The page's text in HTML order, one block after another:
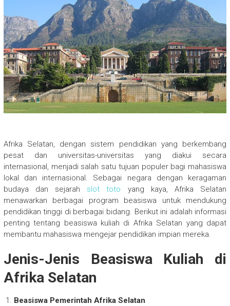
Afrika Selatan, dengan sistem pendidikan yang berkembang
pesat dan universitas-universitas yang diakui secara
internasional, menjadi salah satu tujuan populer bagi mahasiswa
lokal dan internasional. Sebagai negara dengan keragaman
budaya dan sejarah slot toto yang kaya, Afrika Selatan
menawarkan berbagai program beasiswa untuk mendukung
pendidikan tinggi di berbagai bidang. Berikut ini adalah informasi
penting tentang beasiswa kuliah di Afrika Selatan yang dapat
membantu mahasiswa mengejar pendidikan impian mereka.
Jenis-Jenis Beasiswa Kuliah di
Afrika Selatan
Beasiswa Pemerintah Afrika Selatan